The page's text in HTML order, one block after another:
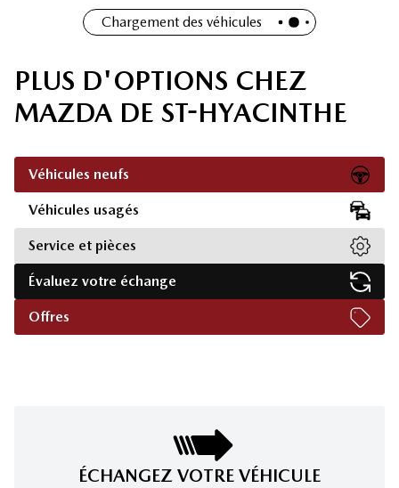
Chargement des véhicules
PLUS D'OPTIONS CHEZ
MAZDA DE ST-HYACINTHE
Véhicules neufs
Véhicules usagés
Service et pièces
Évaluez votre échange
Offres
ÉCHANGEZ VOTRE VÉHICULE